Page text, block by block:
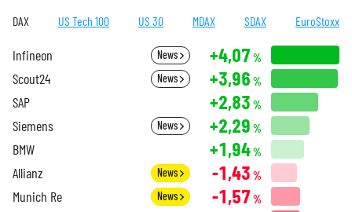
DAX US Tech 100 US 30 MDAX SDAX EuroStoxx
Infineon News +4,07 %
Scout24 News +3,96 %
SAP +2,83 %
Siemens News +2,29 %
BMW +1,94%
Allianz News -1,43 %
Munich Re News -1,57 %